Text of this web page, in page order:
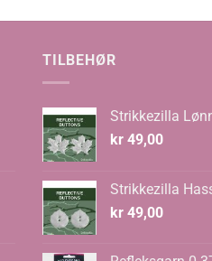
TILBEHØR
Strikkezilla
kr 49,00
Strikkezilla
kr 49,00